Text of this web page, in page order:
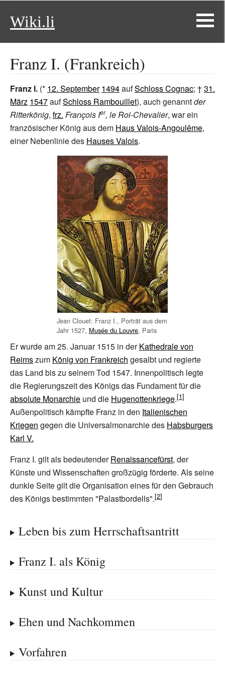
Wiki.li
Franz I. (Frankreich)
Franz I. (* 12. September 1494aufSchloss Cognac; †31.
März 1547aufSchloss Rambouillet), auch genanntder
Ritterkönig, frz. François Ier, le Roi-Chevalier, war ein
französischer König aus dem Haus Valois-Angoulême,
einer Nebenlinie des Hauses Valois.
Jean Clouet: Franz I., Porträt aus dem
Jahr 1527, Musée du Louvre, Paris
Er wurde am 25. Januar 1515 in derKathedrale von
Reimszum König von Frankreich gesalbt und regierte
das Land bis zu seinem Tod 1547. Innenpolitisch legte
die Regierungszeit des Königs das Fundament für die
absolute Monarchie und die Hugenottenkriege.
Außenpolitisch kämpfte Franz in den Italienischen
Kriegen gegen die Universalmonarchie des Habsburgers
Karl V.
Franz I. gilt als bedeutenderRenaissancefürst, der
Künste und Wissenschaften großzügig förderte. Als seine
dunkle Seite gilt die Organisation eines für den Gebrauch
des Königs bestimmten "Palastbordells".
Leben bis zum Herrschaftsantritt
Franz I. als König
Kunst und Kultur
Ehen und Nachkommen
Vorfahren